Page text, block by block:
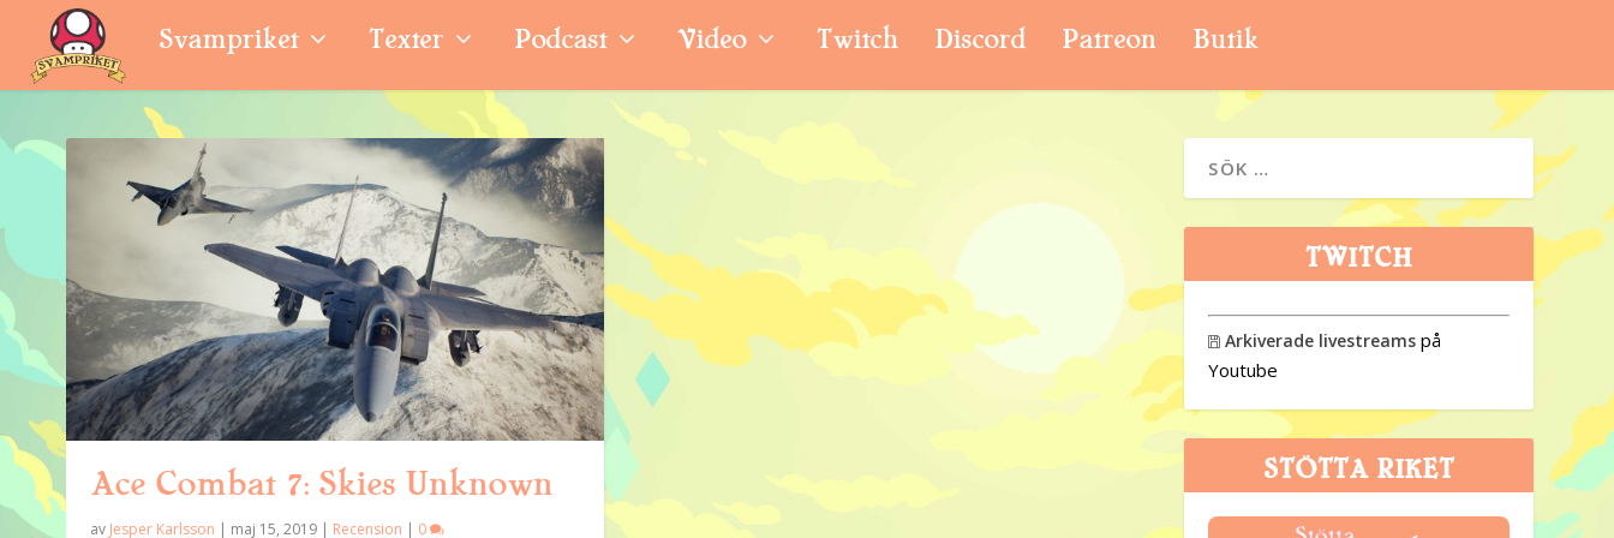
Svampriket Texter Podcast Video Twitch Discord Patreon Butik
Ace Combat 7: Skies Unknown
av Jesper Karlsson | maj 15, 2019 | Recension | 0
TWITCH
 Arkiverade livestreams på
Youtube
STÖTTA RIKET